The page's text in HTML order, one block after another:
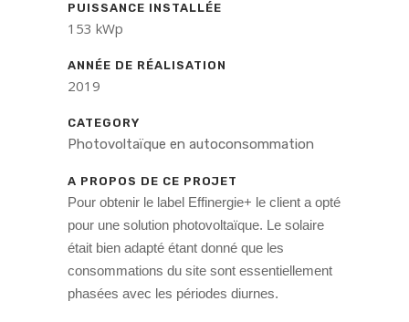
PUISSANCE INSTALLÉE
153 kWp
ANNÉE DE RÉALISATION
2019
CATEGORY
Photovoltaïque en autoconsommation
A PROPOS DE CE PROJET
Pour obtenir le label Effinergie+ le client a opté
pour une solution photovoltaïque. Le solaire
était bien adapté étant donné que les
consommations du site sont essentiellement
phasées avec les périodes diurnes.